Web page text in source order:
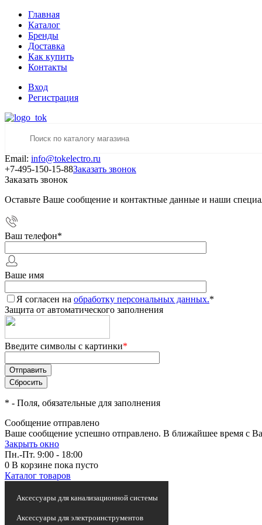
Главная
Каталог
Бренды
Доставка
Как купить
Контакты
Вход
Регистрация
Email: info@tokelectro.ru
+7-495-150-15-88Заказать звонок
Заказать звонок
Оставьте Ваше сообщение и контактные данные и наши
Ваш телефон*
Ваше имя
Я согласен на обработку персональных данных.*
Защита от автоматического заполнения
Введите символы с картинки*
* - Поля, обязательные для заполнения
Сообщение отправлено
Ваше сообщение успешно отправлено. В ближайшее время с
Закрыть окно
Пн.-Пт. 9:00 - 18:00
0 В корзине пока пусто
Каталог товаров
Аксессуары для канализационной системы
Аксессуары для электроинструментов